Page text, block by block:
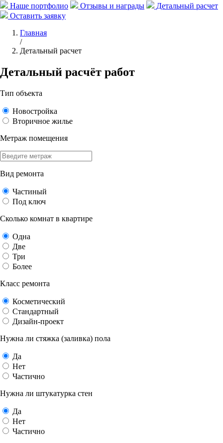
Наше портфолио Отзывы и награды
Детальный расчет
Оставить заявку
Главная
/
Детальный расчет
Детальный расчёт работ
Тип объекта
Новостройка
Вторичное жилье
Метраж помещения
Вид ремонта
Частиный
Под ключ
Сколько комнат в квартире
Одна
Две
Три
Более
Класс ремонта
Косметический
Стандартный
Дизайн-проект
Нужна ли стяжка (заливка) пола
Да
Нет
Частично
Нужна ли штукатурка стен
Да
Нет
Частично